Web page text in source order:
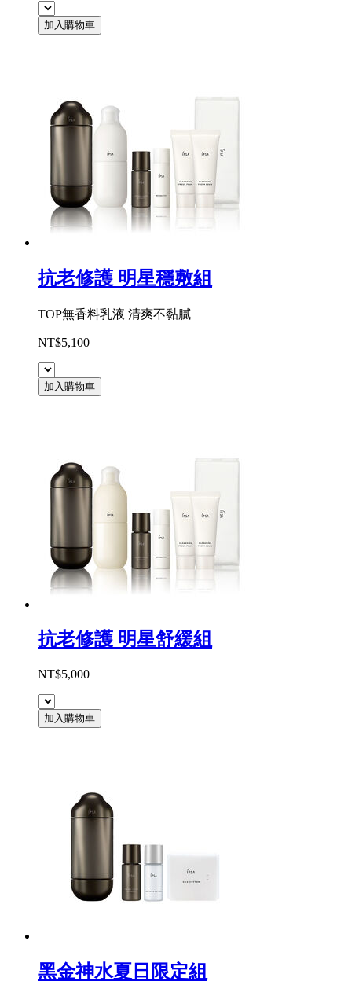
加入購物車
抗老修護 明星穩敷組
TOP無香料乳液 清爽不黏膩
NT$5,100
加入購物車
抗老修護 明星舒緩組
NT$5,000
加入購物車
黑金神水夏日限定組